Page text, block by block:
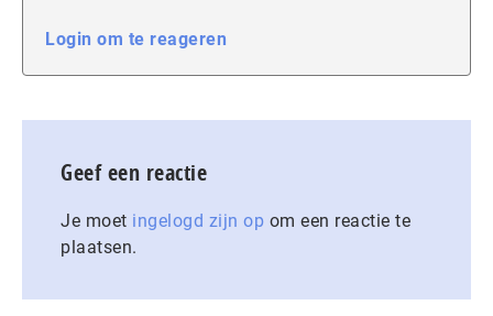
Login om te reageren
Geef een reactie
Je moet ingelogd zijn op om een reactie te
plaatsen.